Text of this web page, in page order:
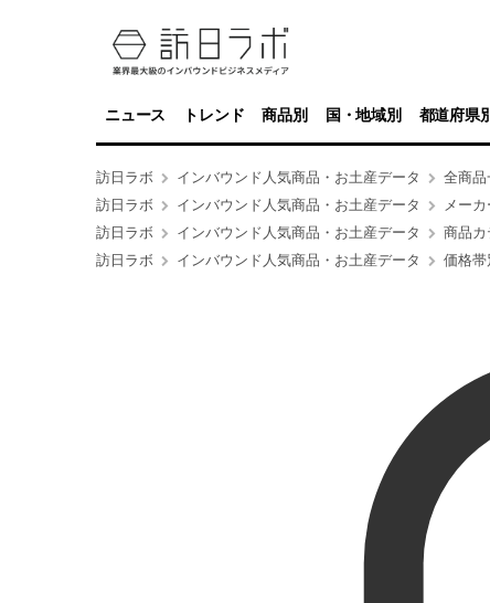
ニュース トレンド 商品別 国・地域別 都道府県
訪日ラボ インバウンド人気商品・お土産データ 全商品
訪日ラボ
インバウンド人気商品・お土産データ メー
訪日ラボ
インバウンド人気商品・お土産データ 商品
訪日ラボ
インバウンド人気商品・お土産データ 価格帯